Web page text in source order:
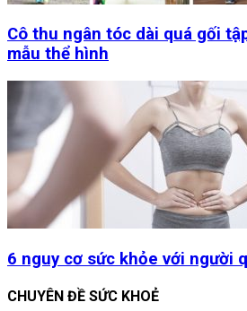
Cô thu ngân tóc dài quá gối
mẫu thể hình
6 nguy cơ sức khỏe với người
CHUYÊN ĐỀ SỨC KHOẺ